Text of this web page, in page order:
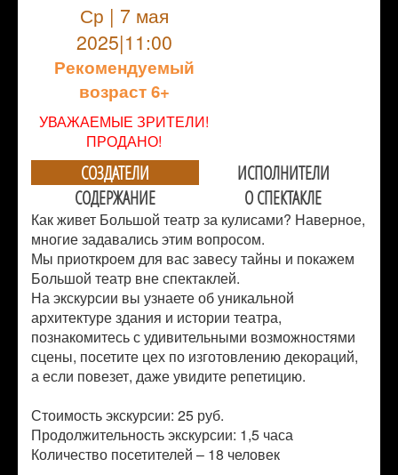
Ср | 7 мая
2025|11:00
Рекомендуемый
возраст 6+
УВАЖАЕМЫЕ ЗРИТЕЛИ!
ПРОДАНО!
СОЗДАТЕЛИ
ИСПОЛНИТЕЛИ
СОДЕРЖАНИЕ
О СПЕКТАКЛЕ
Как живет Большой театр за кулисами? Наверное,
многие задавались этим вопросом.
Мы приоткроем для вас завесу тайны и покажем
Большой театр вне спектаклей.
На экскурсии вы узнаете об уникальной
архитектуре здания и истории театра,
познакомитесь с удивительными возможностями
сцены, посетите цех по изготовлению декораций,
а если повезет, даже увидите репетицию.
Стоимость экскурсии: 25 руб.
Продолжительность экскурсии: 1,5 часа
Количество посетителей – 18 человек